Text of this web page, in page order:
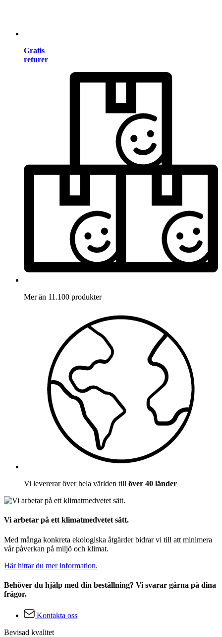
Gratis
returer
Mer än 11.100 produkter
Vi levererar över hela världen till över 40 länder
Vi arbetar på ett klimatmedvetet sätt.
Med många konkreta ekologiska åtgärder bidrar vi till att minimera
vår påverkan på miljö och klimat.
Här hittar du mer information.
Behöver du hjälp med din beställning? Vi svarar gärna på dina
frågor.
Kontakta oss
Bevisad kvalitet